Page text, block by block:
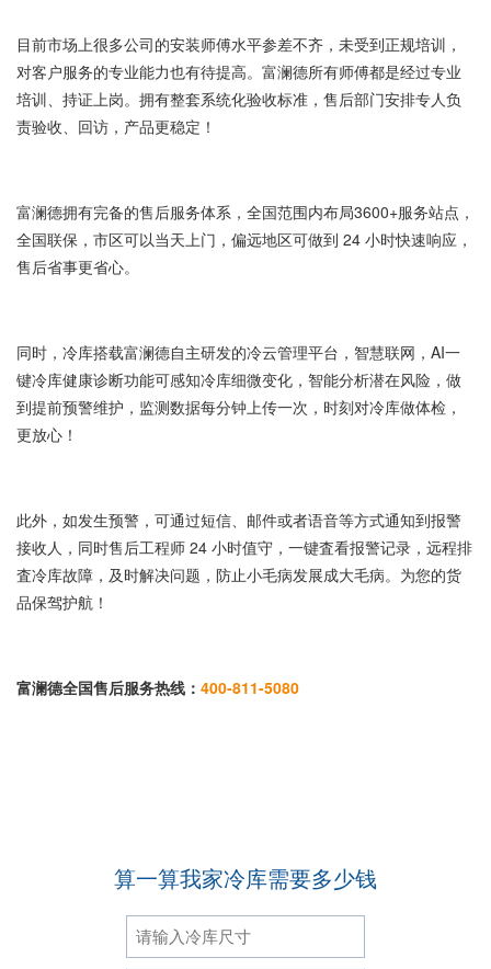
目前市场上很多公司的安装师傅水平参差不齐，未受到正规培训，
对客户服务的专业能力也有待提高。富澜德所有师傅都是经过专业
培训、持证上岗。拥有整套系统化验收标准，售后部门安排专人负
责验收、回访，产品更稳定！
富澜德拥有完备的售后服务体系，全国范围内布局3600+服务站点，
全国联保，市区可以当天上门，偏远地区可做到 24 小时快速响应，
售后省事更省心。
同时，冷库搭载富澜德自主研发的冷云管理平台，智慧联网，AI一
键冷库健康诊断功能可感知冷库细微变化，智能分析潜在风险，做
到提前预警维护，监测数据每分钟上传一次，时刻对冷库做体检，
更放心！
此外，如发生预警，可通过短信、邮件或者语音等方式通知到报警
接收人，同时售后工程师 24 小时值守，一键査看报警记录，远程排
査冷库故障，及时解决问题，防止小毛病发展成大毛病。为您的货
品保驾护航！
富澜德全国售后服务热线： 400-811-5080
算一算我家冷库需要多少钱